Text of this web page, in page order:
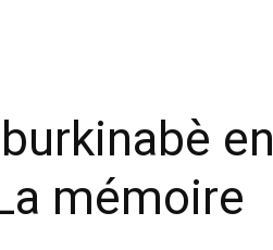
en
mémoire